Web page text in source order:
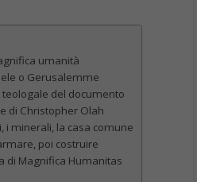
umanità
o Gerusalemme
teologale del documento
di Christopher Olah
i minerali, la casa comune
poi costruire
di Magnifica Humanitas